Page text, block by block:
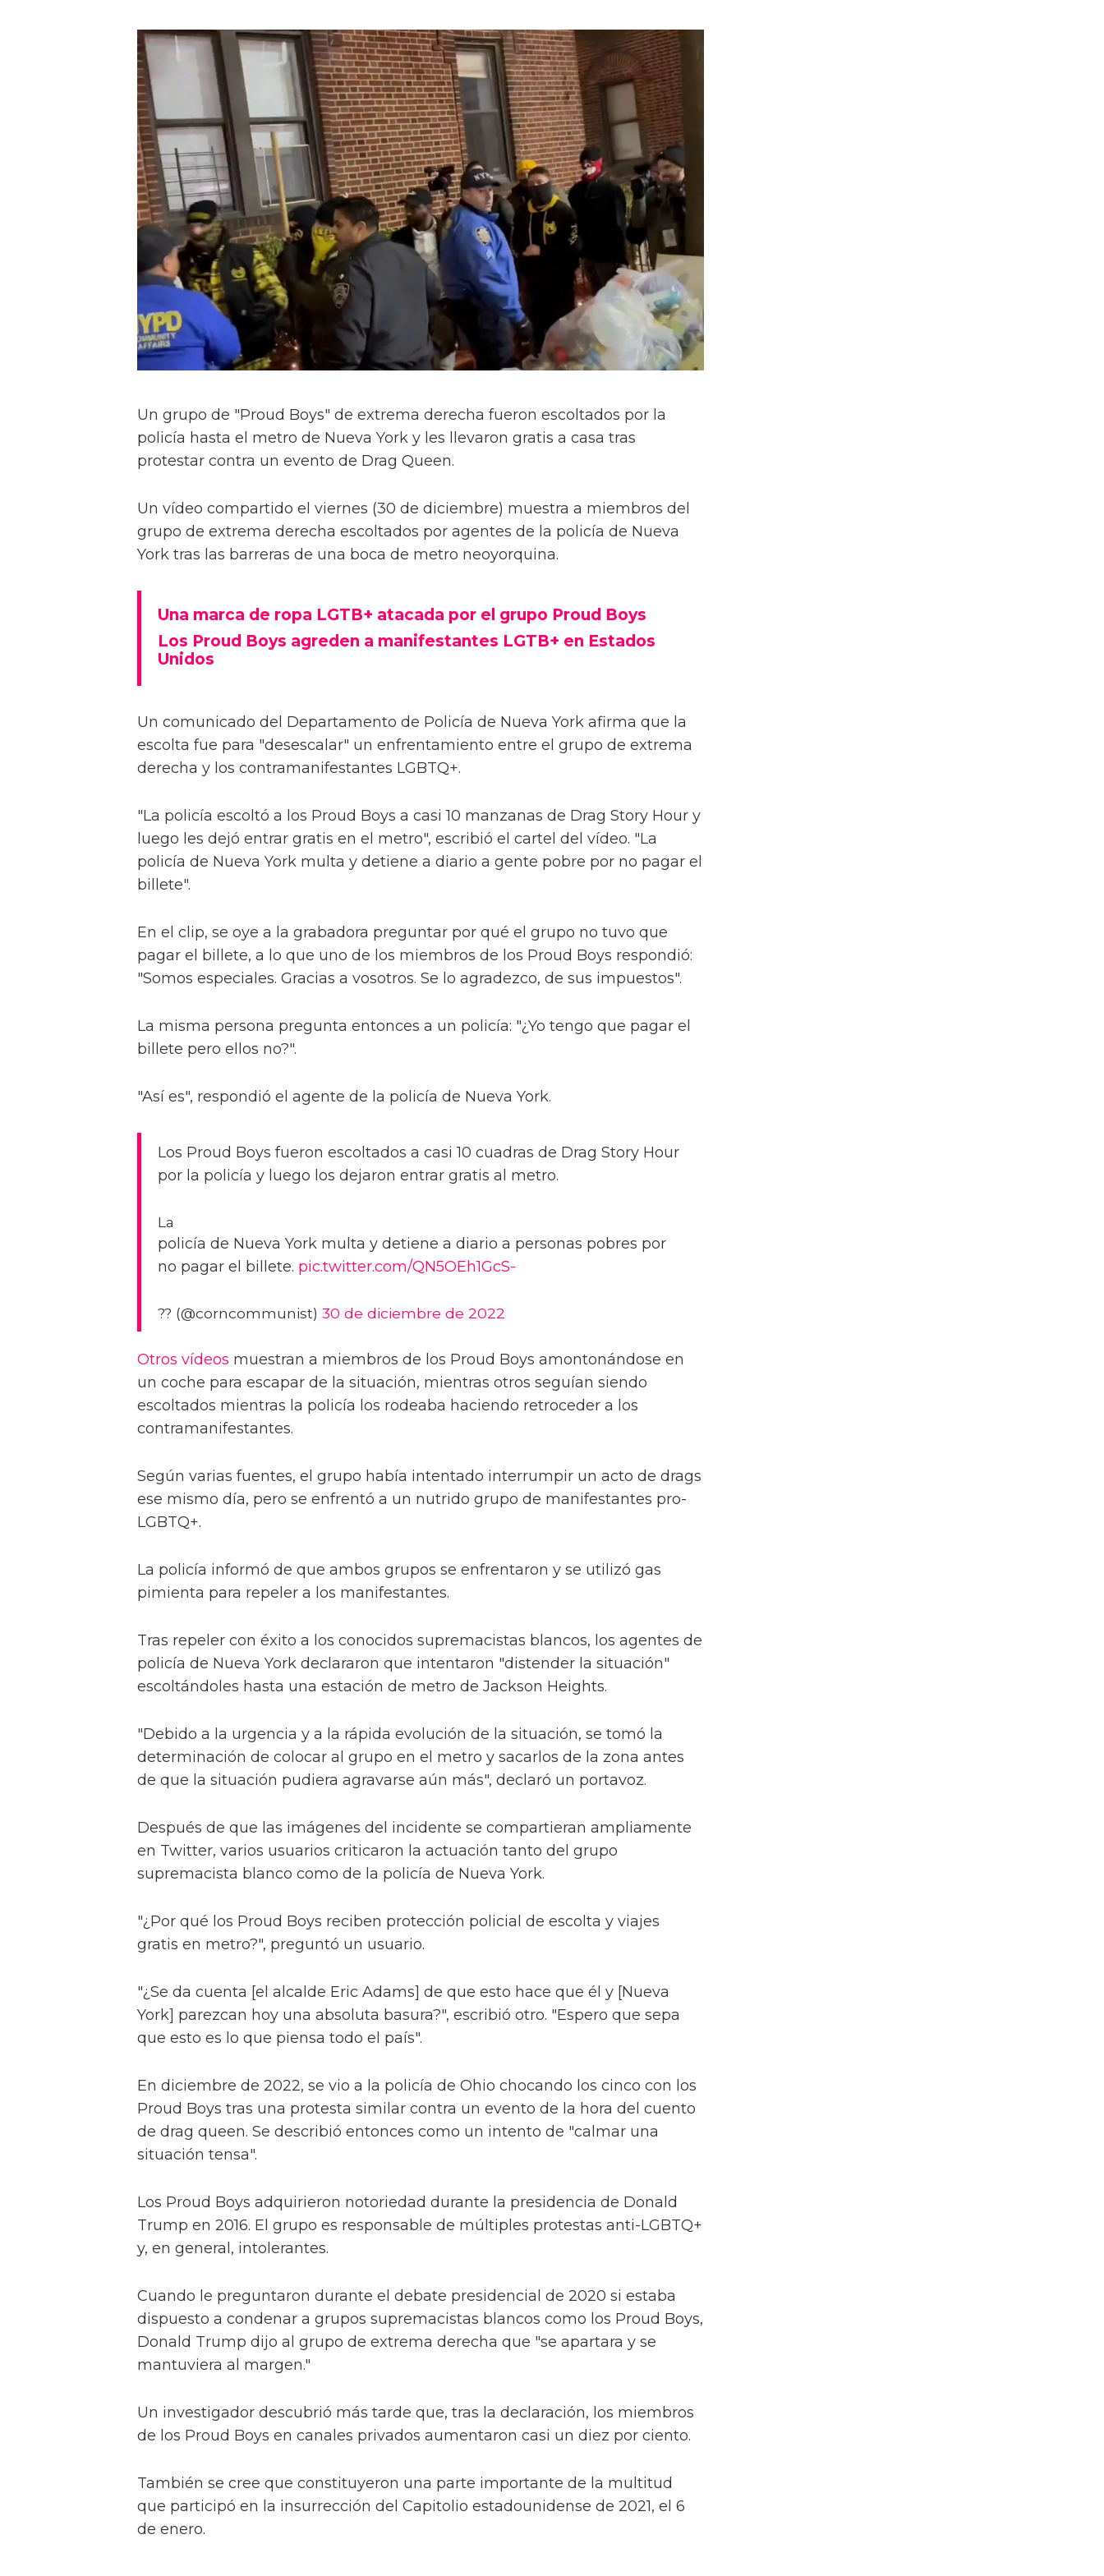
Un grupo de "Proud Boys" de extrema derecha fueron escoltados por la
policía hasta el metro de Nueva York y les llevaron gratis a casa tras
protestar contra un evento de Drag Queen.
Un vídeo compartido el viernes (30 de diciembre) muestra a miembros del
grupo de extrema derecha escoltados por agentes de la policía de Nueva
York tras las barreras de una boca de metro neoyorquina.
Una marca de ropa LGTB+ atacada por el grupo Proud Boys
Los Proud Boys agreden a manifestantes LGTB+ en Estados
Unidos
Un comunicado del Departamento de Policía de Nueva York afirma que la
escolta fue para "desescalar" un enfrentamiento entre el grupo de extrema
derecha y los contramanifestantes LGBTQ+.
"La policía escoltó a los Proud Boys a casi 10 manzanas de Drag Story Hour y
luego les dejó entrar gratis en el metro", escribió el cartel del vídeo. "La
policía de Nueva York multa y detiene a diario a gente pobre por no pagar el
billete".
En el clip, se oye a la grabadora preguntar por qué el grupo no tuvo que
pagar el billete, a lo que uno de los miembros de los Proud Boys respondió:
"Somos especiales. Gracias a vosotros. Se lo agradezco, de sus impuestos".
La misma persona pregunta entonces a un policía: "¿Yo tengo que pagar el
billete pero ellos no?".
"Así es", respondió el agente de la policía de Nueva York.
Los Proud Boys fueron escoltados a casi 10 cuadras de Drag Story Hour
por la policía y luego los dejaron entrar gratis al metro.
La
policía de Nueva York multa y detiene a diario a personas pobres por
no pagar el billete. pic.twitter.com/QN5OEh1GcS-
?? (@corncommunist) 30 de diciembre de 2022
Otros vídeos muestran a miembros de los Proud Boys amontonándose en
un coche para escapar de la situación, mientras otros seguían siendo
escoltados mientras la policía los rodeaba haciendo retroceder a los
contramanifestantes.
Según varias fuentes, el grupo había intentado interrumpir un acto de drags
ese mismo día, pero se enfrentó a un nutrido grupo de manifestantes pro-
LGBTQ+.
La policía informó de que ambos grupos se enfrentaron y se utilizó gas
pimienta para repeler a los manifestantes.
Tras repeler con éxito a los conocidos supremacistas blancos, los agentes de
policía de Nueva York declararon que intentaron "distender la situación"
escoltándoles hasta una estación de metro de Jackson Heights.
"Debido a la urgencia y a la rápida evolución de la situación, se tomó la
determinación de colocar al grupo en el metro y sacarlos de la zona antes
de que la situación pudiera agravarse aún más", declaró un portavoz.
Después de que las imágenes del incidente se compartieran ampliamente
en Twitter, varios usuarios criticaron la actuación tanto del grupo
supremacista blanco como de la policía de Nueva York.
"¿Por qué los Proud Boys reciben protección policial de escolta y viajes
gratis en metro?", preguntó un usuario.
"¿Se da cuenta [el alcalde Eric Adams] de que esto hace que él y [Nueva
York] parezcan hoy una absoluta basura?", escribió otro. "Espero que sepa
que esto es lo que piensa todo el país".
En diciembre de 2022, se vio a la policía de Ohio chocando los cinco con los
Proud Boys tras una protesta similar contra un evento de la hora del cuento
de drag queen. Se describió entonces como un intento de "calmar una
situación tensa".
Los Proud Boys adquirieron notoriedad durante la presidencia de Donald
Trump en 2016. El grupo es responsable de múltiples protestas anti-LGBTQ+
y, en general, intolerantes.
Cuando le preguntaron durante el debate presidencial de 2020 si estaba
dispuesto a condenar a grupos supremacistas blancos como los Proud Boys,
Donald Trump dijo al grupo de extrema derecha que "se apartara y se
mantuviera al margen."
Un investigador descubrió más tarde que, tras la declaración, los miembros
de los Proud Boys en canales privados aumentaron casi un diez por ciento.
También se cree que constituyeron una parte importante de la multitud
que participó en la insurrección del Capitolio estadounidense de 2021, el 6
de enero.